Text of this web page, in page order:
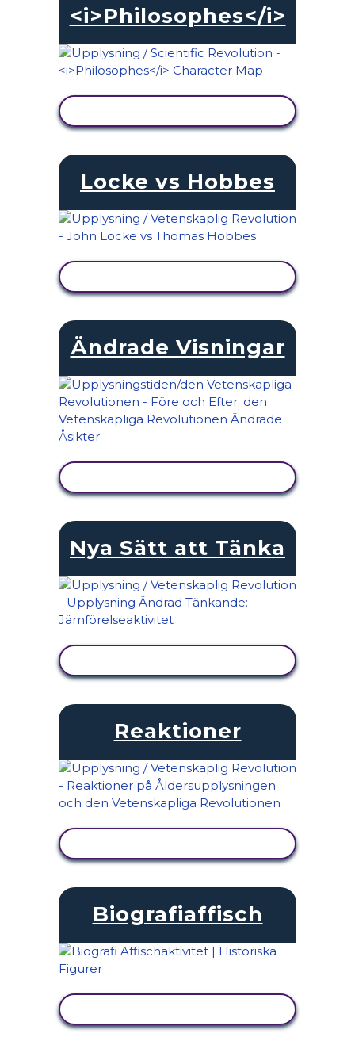
<i>Philosophes</i>
Locke vs Hobbes
Ändrade Visningar
Nya Sätt att Tänka
Reaktioner
Biografiaffisch